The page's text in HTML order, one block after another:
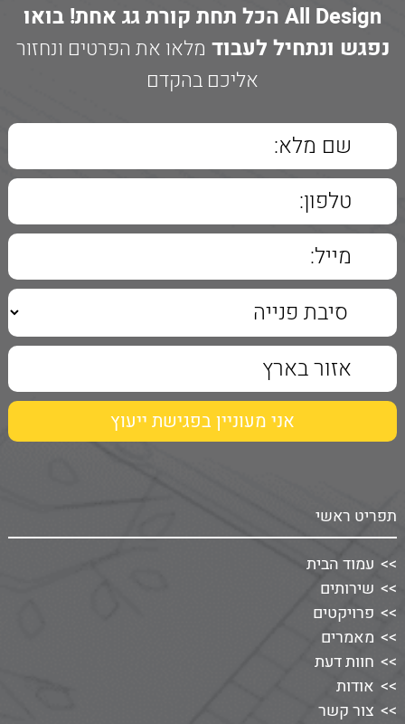
All Design הכל תחת קורת גג אחת! בואו
נפגש ונתחיל לעבוד מלאו את הפרטים ונחזור
אליכם בהקדם
תפריט ראשי
עמוד הבית
שירותים
פרויקטים
מאמרים
חוות דעת
אודות
צור קשר